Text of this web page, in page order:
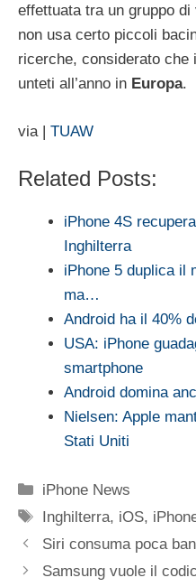
effettuata tra un gruppo
non usa certo piccoli
ricerche, considerato
unteti all’anno in Europa.
via | TUAW
Related Posts:
iPhone 4S
Inghilterra
iPhone 5 duplica il
ma…
Android ha il 40%
USA: iPhone
smartphone
Android domina
Nielsen: Apple
Stati Uniti
Categorie
iPhone News
Tag
Inghilterra, iOS,
Siri consuma poca
Samsung vuole il